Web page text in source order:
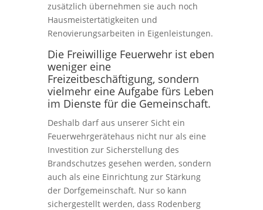
zusätzlich übernehmen sie auch noch
Hausmeistertätigkeiten und
Renovierungsarbeiten in Eigenleistungen.
Die Freiwillige Feuerwehr ist eben
weniger eine
Freizeitbeschäftigung, sondern
vielmehr eine Aufgabe fürs Leben
im Dienste für die Gemeinschaft.
Deshalb darf aus unserer Sicht ein
Feuerwehrgerätehaus nicht nur als eine
Investition zur Sicherstellung des
Brandschutzes gesehen werden, sondern
auch als eine Einrichtung zur Stärkung
der Dorfgemeinschaft. Nur so kann
sichergestellt werden, dass Rodenberg